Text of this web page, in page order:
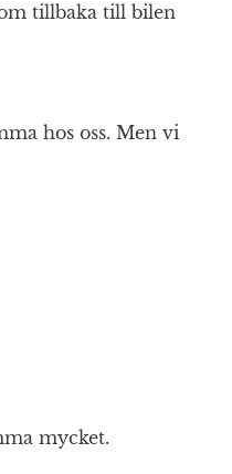
tillbaka till bilen
hos oss. Men vi
mycket.